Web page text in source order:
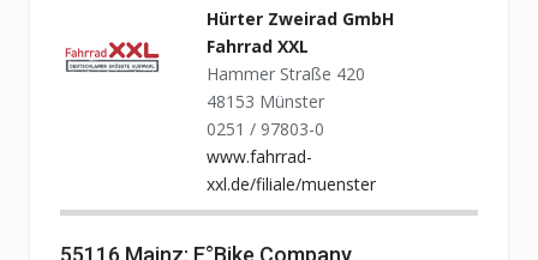
Hürter Zweirad GmbH
Fahrrad XXL
Hammer Straße 420
48153 Münster
0251 / 97803-0
www.fahrrad-
xxl.de/filiale/muenster
55116 Mainz: E°Bike Company